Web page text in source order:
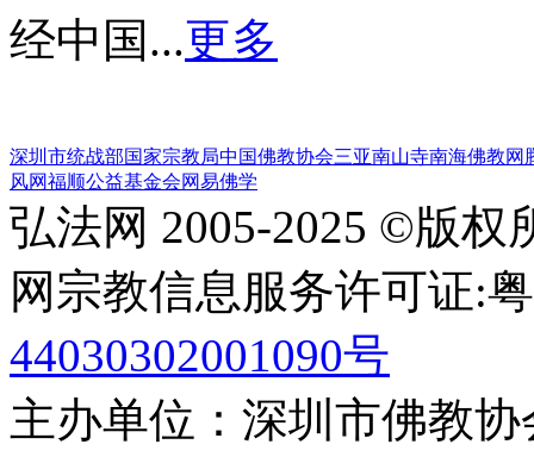
经中国...更多
深圳市统战部国家宗教局中国佛教协会三亚南山寺南海佛教网
风网福顺公益基金会网易佛学
弘法网 2005-2025 ©版权
网宗教信息服务许可证:
44030302001090号
主办单位：深圳市佛教